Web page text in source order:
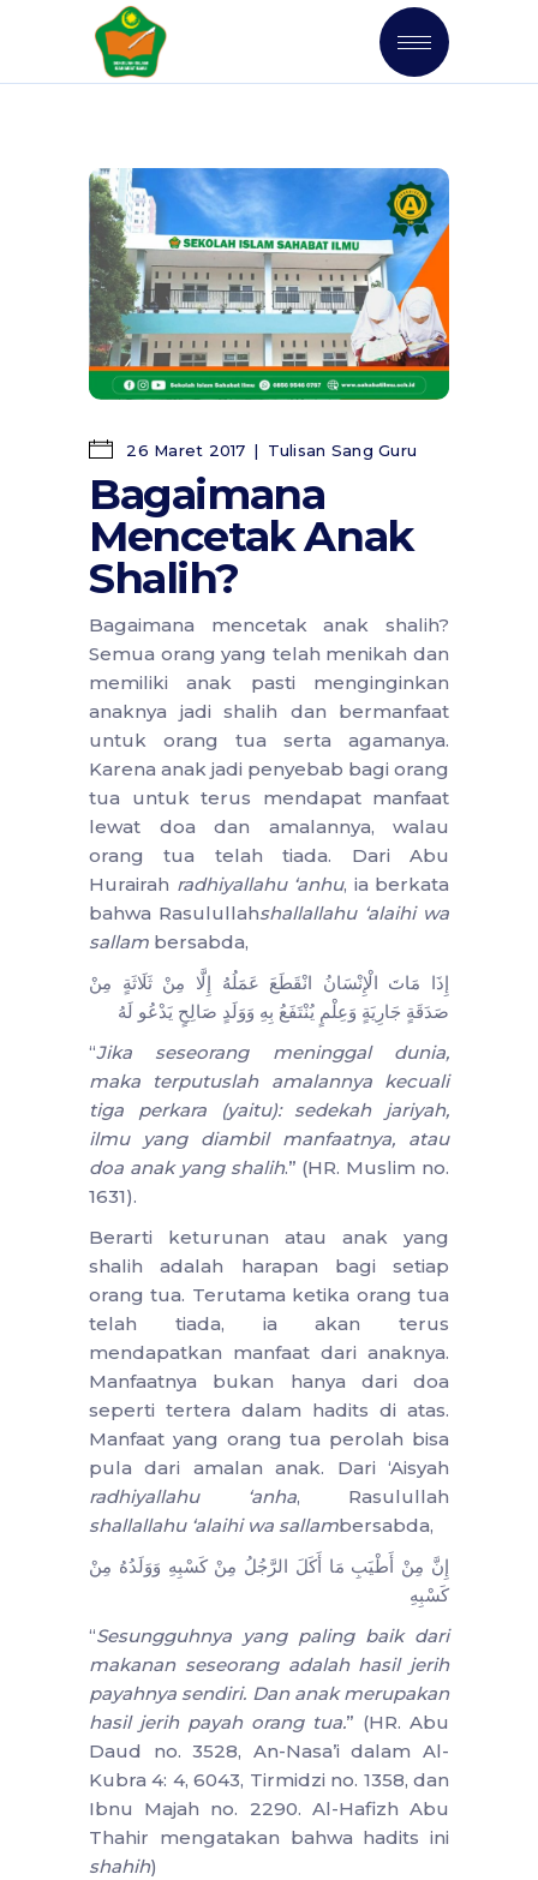
26 Maret 2017 Tulisan Sang Guru
Bagaimana
Mencetak Anak
Shalih?
Bagaimana mencetak anak shalih?
Semua orang yang telah menikah dan
memiliki anak pasti menginginkan
anaknya jadi shalih dan bermanfaat
untuk orang tua serta agamanya.
Karena anak jadi penyebab bagi orang
tua untuk terus mendapat manfaat
lewat doa dan amalannya, walau
orang tua telah tiada. Dari Abu
Hurairah radhiyallahu ‘anhu, ia berkata
bahwa Rasulullahshallallahu ‘alaihi wa
sallam bersabda,
إِذَا مَاتَ الْإِنْسَانُ انْقَطَعَ عَمَلُهُ إِلَّا مِنْ ثَلَاثَةٍ مِنْ
صَدَقَةٍ جَارِيَةٍ وَعِلْمٍ يُنْتَفَعُ بِهِ وَوَلَدٍ صَالِحٍ يَدْعُو لَهُ
“Jika seseorang meninggal dunia,
maka terputuslah amalannya kecuali
tiga perkara (yaitu): sedekah jariyah,
ilmu yang diambil manfaatnya, atau
doa anak yang shalih.” (HR. Muslim no.
1631).
Berarti keturunan atau anak yang
shalih adalah harapan bagi setiap
orang tua. Terutama ketika orang tua
telah tiada, ia akan terus
mendapatkan manfaat dari anaknya.
Manfaatnya bukan hanya dari doa
seperti tertera dalam hadits di atas.
Manfaat yang orang tua perolah bisa
pula dari amalan anak. Dari ‘Aisyah
radhiyallahu ‘anha, Rasulullah
shallallahu ‘alaihi wa sallambersabda,
إِنَّ مِنْ أَطْيَبِ مَا أَكَلَ الرَّجُلُ مِنْ كَسْبِهِ وَوَلَدُهُ مِنْ
كَسْبِهِ
“Sesungguhnya yang paling baik dari
makanan seseorang adalah hasil jerih
payahnya sendiri. Dan anak merupakan
hasil jerih payah orang tua.” (HR. Abu
Daud no. 3528, An-Nasa’i dalam Al-
Kubra 4: 4, 6043, Tirmidzi no. 1358, dan
Ibnu Majah no. 2290. Al-Hafizh Abu
Thahir mengatakan bahwa hadits ini
shahih)